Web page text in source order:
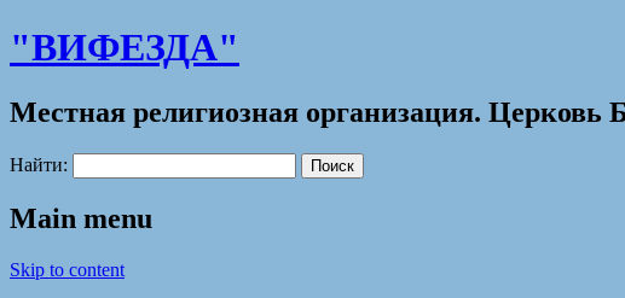
"ВИФЕЗДА"
Местная религиозная организация.
Найти:
Main menu
Skip to content